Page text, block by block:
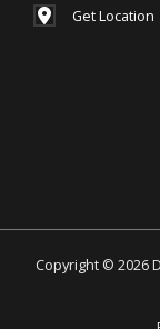
Get Location
Copyright © 2026